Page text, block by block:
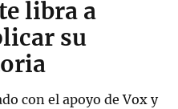
libra a
su
con el apoyo de Vox y